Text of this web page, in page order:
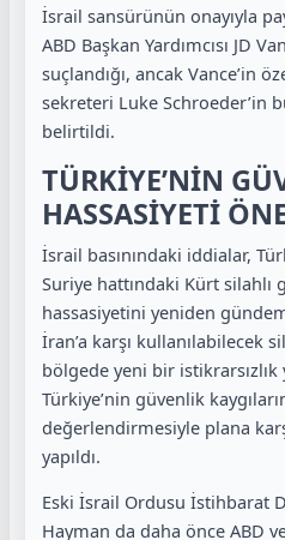
İsrail sansürünün onayıyla
ABD Başkan Yardımcısı JD
suçlandığı, ancak Vance’in
sekreteri Luke Schroeder’in
belirtildi.
TÜRKİYE’NİN
HASSASİYETİ
İsrail basınındaki iddialar,
Suriye hattındaki Kürt
hassasiyetini yeniden
İran’a karşı kullanılabilecek
bölgede yeni bir
Türkiye’nin güvenlik
değerlendirmesiyle plana
yapıldı.
Eski İsrail Ordusu İstihbarat
Hayman da daha önce ABD